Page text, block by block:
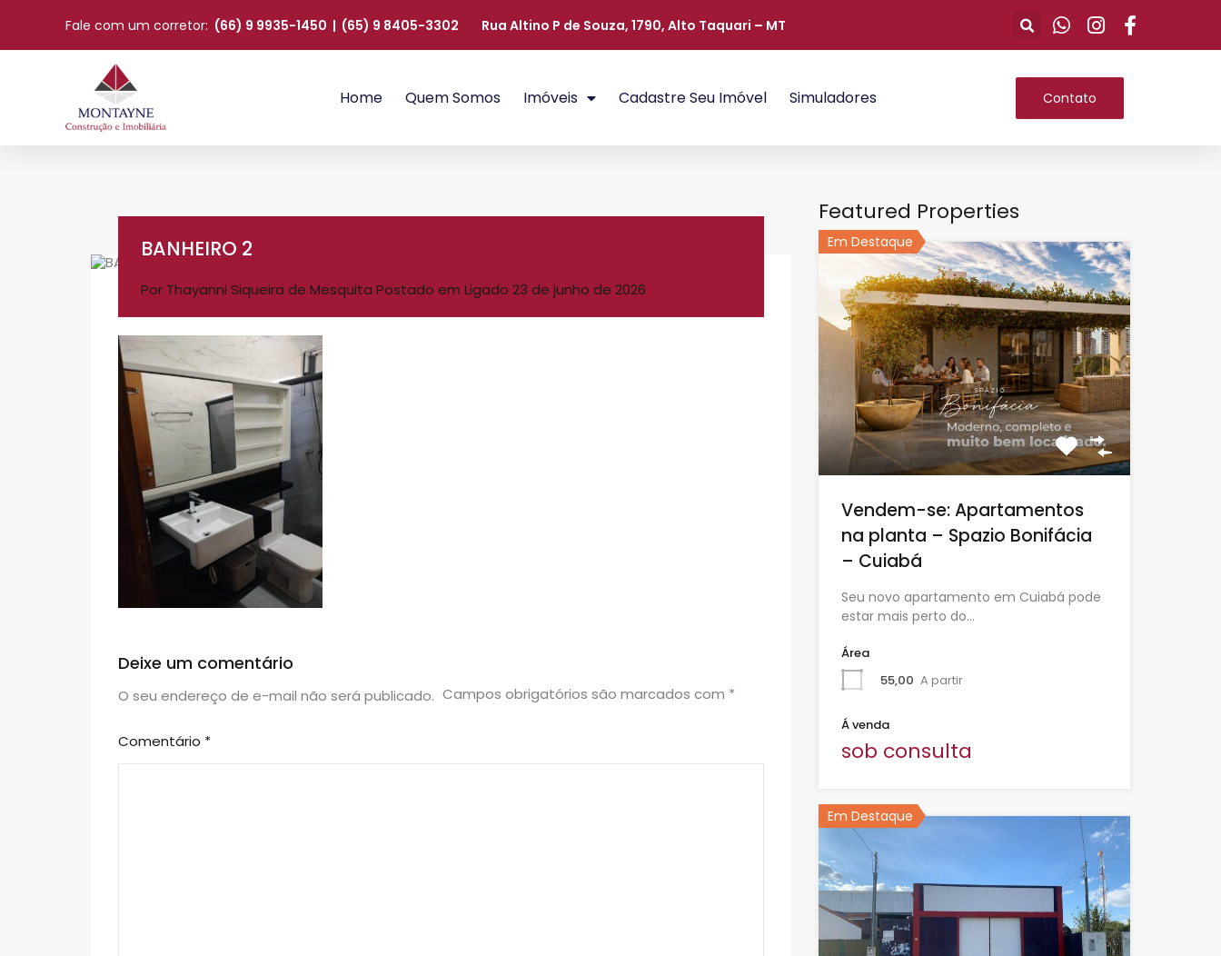
Fale com um corretor: (66) 9 9935-1450 | (65) 9 8405-3302 Rua Altino P de Souza, 1790, Alto Taquari – MT
Home Quem Somos Imóveis Cadastre Seu Imóvel Simuladores Contato
BANHEIRO 2
Por Thayanni Siqueira de Mesquita Postado em Ligado 23 de junho de 2026
Deixe um comentário
O seu endereço de e-mail não será publicado. Campos obrigatórios são marcados com *
Comentário *
Featured Properties
Em Destaque
Vendem-se: Apartamentos
na planta – Spazio Bonifácia
– Cuiabá
Seu novo apartamento em Cuiabá pode
estar mais perto do…
Área
55,00 A partir
Á venda
sob consulta
Em Destaque